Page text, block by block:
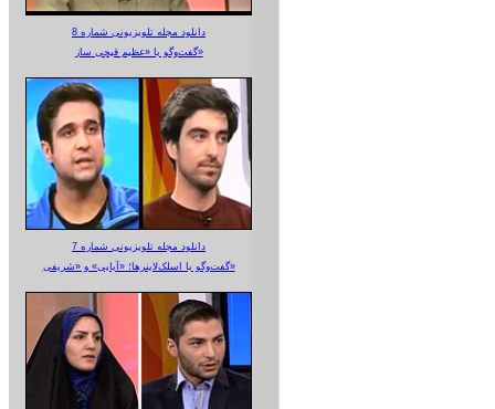
دانلود مجله تلویزیونی شماره 8
گفت‌وگو با «عظیم قیچی ساز»
دانلود مجله تلویزیونی شماره 7
گفت‌وگو با اسلک‌لاینرها؛ «آبایی» و «شریفی»